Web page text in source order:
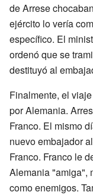
de Arrese
ejército lo vería
específico. El
ordenó que se
destituyó al
Finalmente, el
por Alemania.
Franco. El mismo
nuevo embajador
Franco. Franco le
Alemania "amiga",
como enemigos.